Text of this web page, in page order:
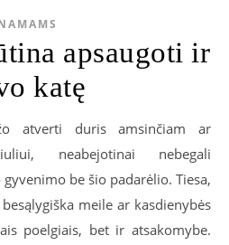
apsaugoti ir
katę
atverti duris amsinčiam ar
neabejotinai nebegali
be šio padarėlio. Tiesa,
meile ar kasdienybės
poelgiais, bet ir atsakomybe.